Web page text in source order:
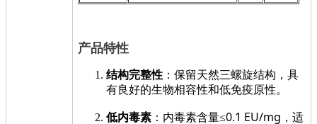
产品特性
结构完整性 ：保留天然三螺旋结构，具
有良好的生物相容性和低免疫原性。
低内毒素 ：内毒素含量≤0.1 EU/mg ，适